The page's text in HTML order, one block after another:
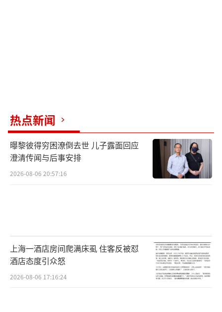
热点新闻
曝黎彼得穷困潦倒去世 儿子露面回应
澄清传闻与后事安排
2026-08-06 20:57:16
上海一酒店房间爬满床虱 住客反被怼
酒店态度引众怒
2026-08-06 17:16:24